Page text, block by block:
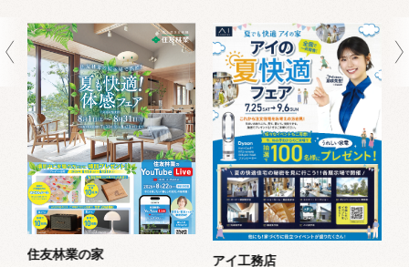
住友林業の家 アイ工務店